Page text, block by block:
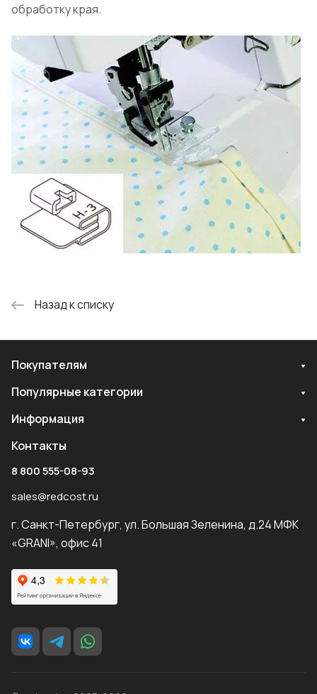
обработку края.
Назад к списку
Покупателям
Популярные категории
Информация
Контакты
8 800 555-08-93
sales@redcost.ru
г. Санкт-Петербург, ул. Большая Зеленина, д.24 МФК
«GRANI», офис 41